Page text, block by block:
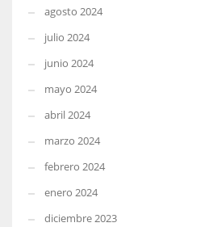
agosto 2024
julio 2024
junio 2024
mayo 2024
abril 2024
marzo 2024
febrero 2024
enero 2024
diciembre 2023